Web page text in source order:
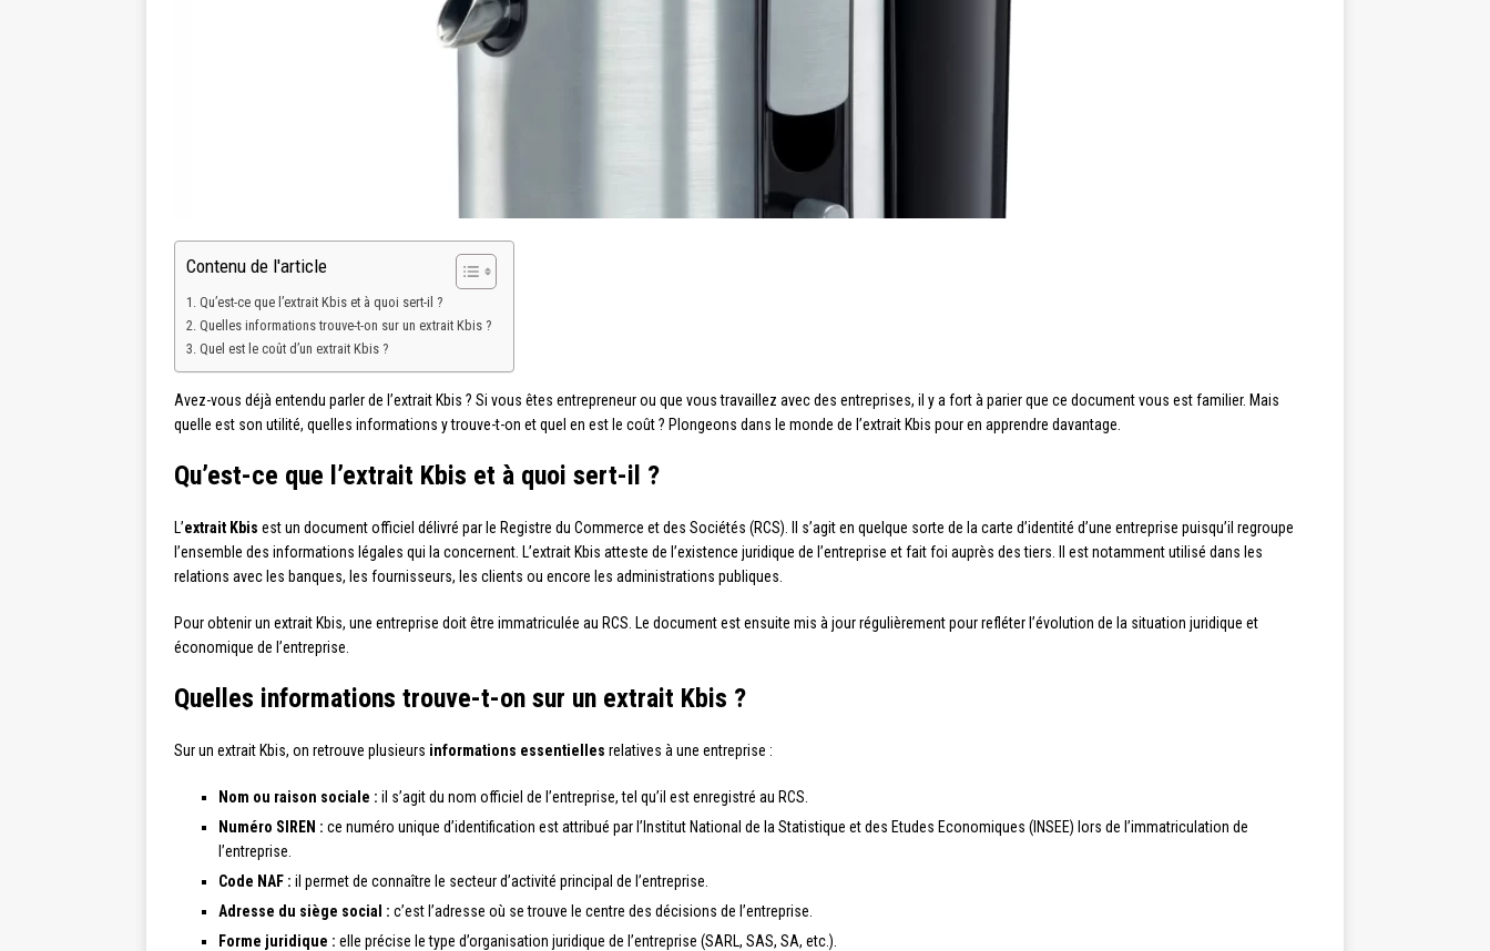
Contenu de l'article
Qu’est-ce que l’extrait Kbis et à quoi sert-il ?
Quelles informations trouve-t-on sur un extrait Kbis ?
Quel est le coût d’un extrait Kbis ?
Avez-vous déjà entendu parler de l’extrait Kbis ? Si vous êtes entrepreneur ou que vous travaillez avec des entreprises, il y a fort à parier que ce document vous est familier. Mais
quelle est son utilité, quelles informations y trouve-t-on et quel en est le coût ? Plongeons dans le monde de l’extrait Kbis pour en apprendre davantage.
Qu’est-ce que l’extrait Kbis et à quoi sert-il ?
L’extrait Kbis est un document officiel délivré par le Registre du Commerce et des Sociétés (RCS). Il s’agit en quelque sorte de la carte d’identité d’une entreprise puisqu’il regroupe
l’ensemble des informations légales qui la concernent. L’extrait Kbis atteste de l’existence juridique de l’entreprise et fait foi auprès des tiers. Il est notamment utilisé dans les
relations avec les banques, les fournisseurs, les clients ou encore les administrations publiques.
Pour obtenir un extrait Kbis, une entreprise doit être immatriculée au RCS. Le document est ensuite mis à jour régulièrement pour refléter l’évolution de la situation juridique et
économique de l’entreprise.
Quelles informations trouve-t-on sur un extrait Kbis ?
Sur un extrait Kbis, on retrouve plusieurs informations essentielles relatives à une entreprise :
Nom ou raison sociale : il s’agit du nom officiel de l’entreprise, tel qu’il est enregistré au RCS.
Numéro SIREN : ce numéro unique d’identification est attribué par l’Institut National de la Statistique et des Etudes Economiques (INSEE) lors de l’immatriculation de
l’entreprise.
Code NAF : il permet de connaître le secteur d’activité principal de l’entreprise.
Adresse du siège social : c’est l’adresse où se trouve le centre des décisions de l’entreprise.
Forme juridique : elle précise le type d’organisation juridique de l’entreprise (SARL, SAS, SA, etc.).